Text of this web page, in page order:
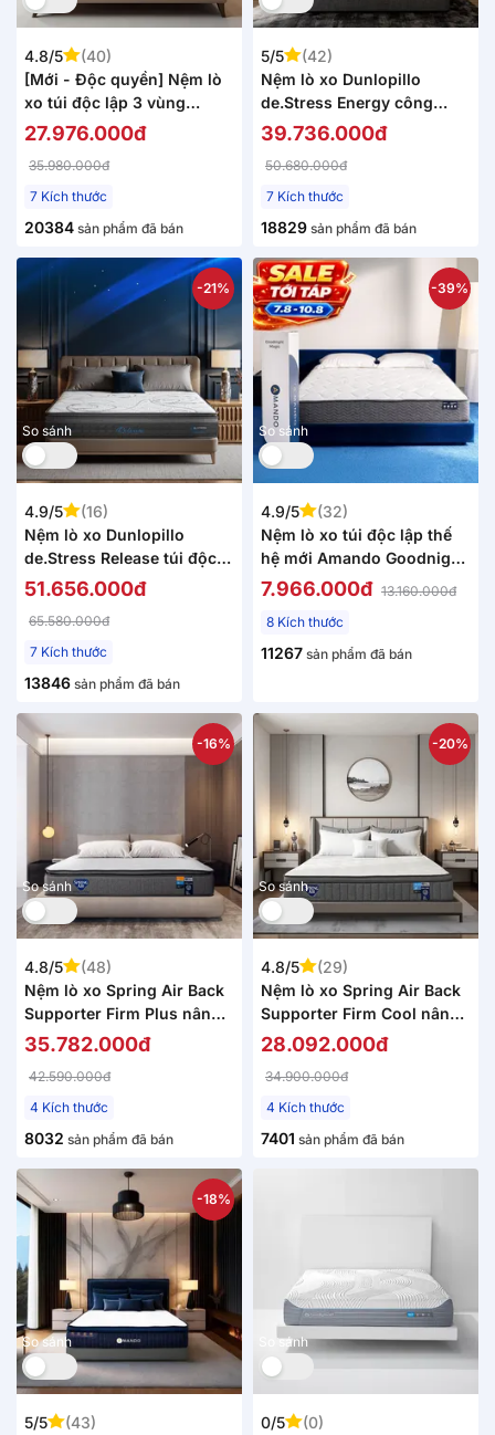
4.8/5
(40)
[Mới - Độc quyền] Nệm lò
xo túi độc lập 3 vùng
Dunlopillo de.Stress
27.976.000đ
35.980.000đ
7 Kích thước
20384 sản phẩm đã bán
5/5
(42)
Nệm lò xo Dunlopillo
de.Stress Energy công
nghệ cách ly chuyển động
39.736.000đ
50.680.000đ
7 Kích thước
18829 sản phẩm đã bán
So sánh
-21%
4.9/5
(16)
Nệm lò xo Dunlopillo
de.Stress Release túi độc
lập phân 5 vùng nâng đỡ
51.656.000đ
65.580.000đ
7 Kích thước
13846 sản phẩm đã bán
So sánh
-39%
4.9/5
(32)
Nệm lò xo túi độc lập thế
hệ mới Amando Goodnight
Magic nâng đỡ êm ái 20cm
7.966.000đ 13.160.000đ
8 Kích thước
11267 sản phẩm đã bán
So sánh
-16%
4.8/5
(48)
Nệm lò xo Spring Air Back
Supporter Firm Plus nâng
đỡ làm mát dày 26cm
35.782.000đ
42.590.000đ
4 Kích thước
8032 sản phẩm đã bán
So sánh
-20%
4.8/5
(29)
Nệm lò xo Spring Air Back
Supporter Firm Cool nâng
đỡ làm mát dày 26cm
28.092.000đ
34.900.000đ
4 Kích thước
7401 sản phẩm đã bán
So sánh
-18%
5/5 (43)
So sánh
0/5 (0)